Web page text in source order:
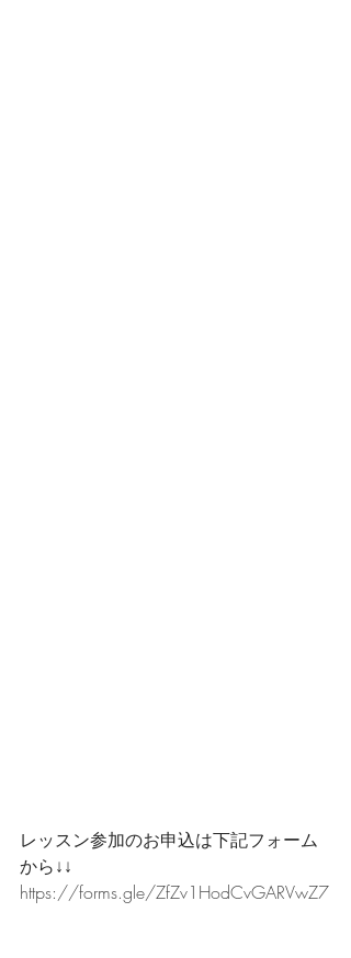
レッスン参加のお申込は下記フォーム
から↓↓
https://forms.gle/ZfZv1HodCvGARVwZ7